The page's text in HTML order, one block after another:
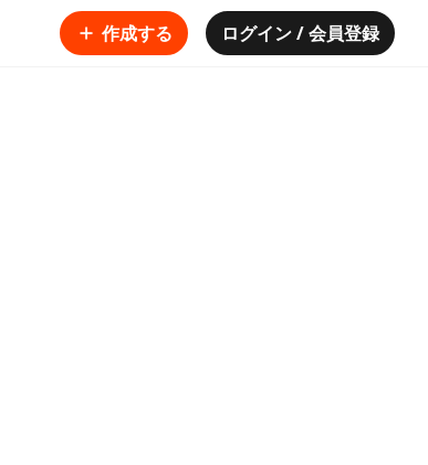
作成する ログイン / 会員登録